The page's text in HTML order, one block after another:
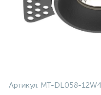
Артикул: MT-DL058-